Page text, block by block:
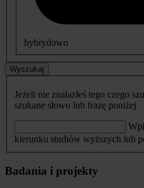
hybrydowo
Wyszukaj
Jeżeli nie znalazłeś tego czego
szukane słowo lub frazę poniżej
kierunku studiów wyższych lub
Badania i projekty